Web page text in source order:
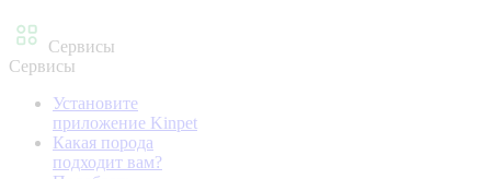
Сервисы
Сервисы
Установите
приложение Kinpet
Какая порода
подходит вам?